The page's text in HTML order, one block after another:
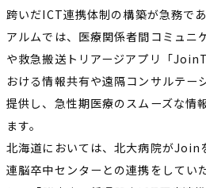
跨いだICT連携体制の構築が急務で
アルムでは、医療関係者間コミュニ
や救急搬送トリアージアプリ「
おける情報共有や遠隔コンサルテー
提供し、急性期医療のスムーズな情
ます。
北海道においては、北大病院がJoin
連脳卒中センターとの連携をしてい